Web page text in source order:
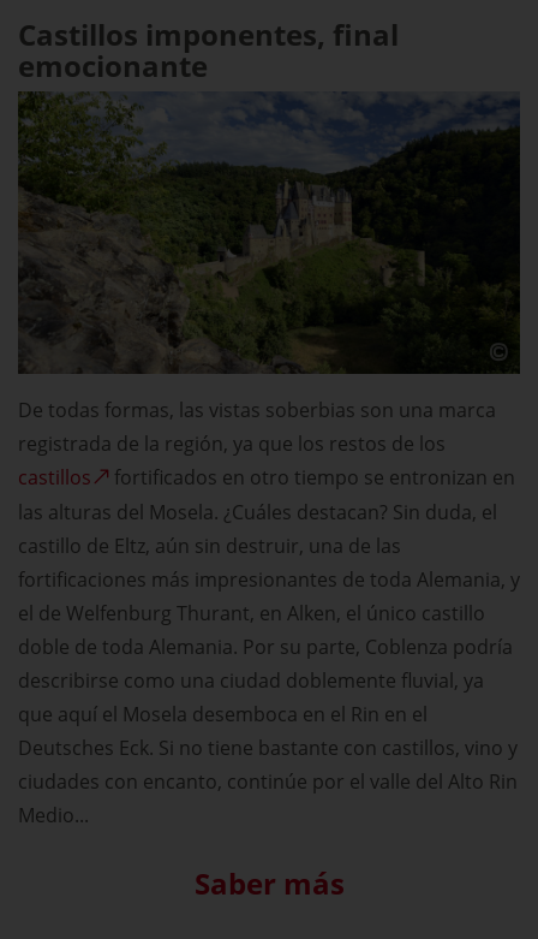
Castillos imponentes, final
emocionante
De todas formas, las vistas soberbias son una marca
registrada de la región, ya que los restos de los
castillos
fortificados en otro tiempo se entronizan en
las alturas del Mosela. ¿Cuáles destacan? Sin duda, el
castillo de Eltz, aún sin destruir, una de las
fortificaciones más impresionantes de toda Alemania, y
el de Welfenburg Thurant, en Alken, el único castillo
doble de toda Alemania. Por su parte, Coblenza podría
describirse como una ciudad doblemente fluvial, ya
que aquí el Mosela desemboca en el Rin en el
Deutsches Eck. Si no tiene bastante con castillos, vino y
ciudades con encanto, continúe por el valle del Alto Rin
Medio...
Saber más